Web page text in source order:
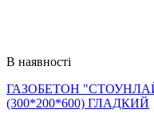
В наявності
ГАЗОБЕТОН
(300*200*600) ГЛАДКИЙ